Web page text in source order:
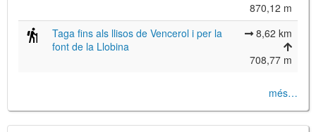
© Leaflet
JS library for interactive maps
870,12 m
Taga fins als llisos de Vencerol i per la
font de la Llobina
8,62 km
708,77 m
més…